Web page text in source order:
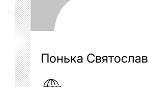
Понька Святослав